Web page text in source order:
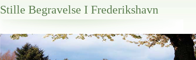
Stille Begravelse I Frederikshavn
Her hos os får du altid en god afslutning når det gælder
Stille Begravelse I Frederikshavn
vi hjælper i alle faser af begravelsel